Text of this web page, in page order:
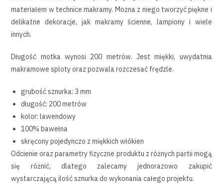
materiałem w technice makramy. Można z niego tworzyć piękne i
delikatne dekoracje, jak makramy ścienne, lampiony i wiele
innych.
Długość motka wynosi 200 metrów. Jest miękki, uwydatnia
makramowe sploty oraz pozwala rozczesać frędzle.
grubość sznurka: 3 mm
długość: 200 metrów
kolor: lawendowy
100% bawełna
skręcony pojedynczo z miękkich włókien
Odcienie oraz parametry fizyczne produktu z różnych partii mogą
się różnić, dlatego zalecamy jednorazowo zakupić
wystarczającą ilość sznurka do wykonania całego projektu.